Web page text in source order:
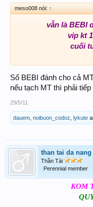
meso008 nói: ↑
vẫn là BEBI
vip kt
cuối
Số BEBI đánh cho cả
nếu tạch MT thì phải
29/5/11
dauem noibuon_codoz lykute
than tai da nang
Thần Tài
Perennial member
KOM